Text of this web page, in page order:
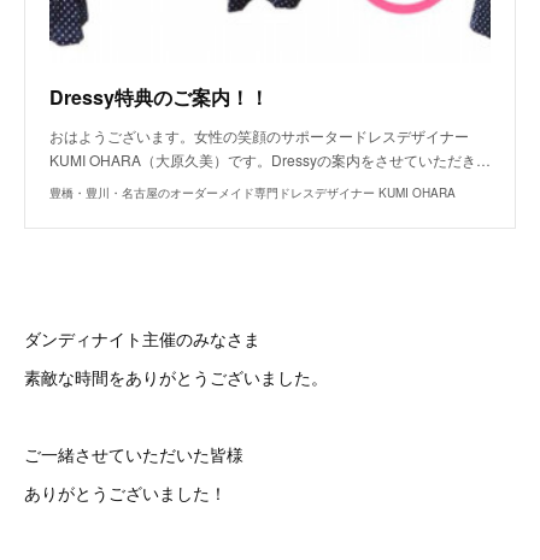
Dressy特典のご案内！！
おはようございます。女性の笑顔のサポータードレスデザイナー
KUMI OHARA（大原久美）です。Dressyの案内をさせていただき…
豊橋・豊川・名古屋のオーダーメイド専門ドレスデザイナー KUMI OHARA
ダンディナイト主催のみなさま
素敵な時間をありがとうございました。
ご一緒させていただいた皆様
ありがとうございました！